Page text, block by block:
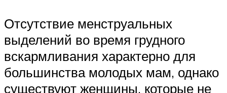
Отсутствие менструальных
выделений во время грудного
вскармливания характерно для
большинства молодых мам, однако
существуют женщины, которые не